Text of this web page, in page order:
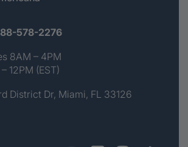
578-2276
8AM – 4PM
12PM (EST)
District Dr, Miami, FL 33126